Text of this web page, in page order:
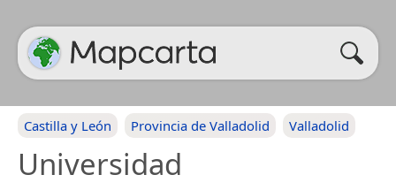
Castilla y León Provincia de Valladolid Valladolid
Universidad